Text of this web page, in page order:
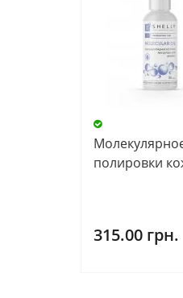
полировки
315.00 грн.